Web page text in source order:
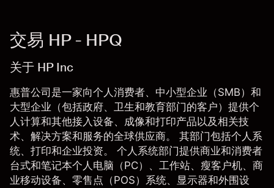
交易 HP - HPQ
关于 HP Inc
惠普公司是一家向个人消费者、中小型企业（SMB）和
大型企业（包括政府、卫生和教育部门的客户）提供个
人计算和其他接入设备、成像和打印产品以及相关技
术、解决方案和服务的全球供应商。 其部门包括个人系
统、打印和企业投资。 个人系统部门提供商业和消费者
台式和笔记本个人电脑（PC）、工作站、瘦客户机、商
业移动设备、零售点（POS）系统、显示器和外围设